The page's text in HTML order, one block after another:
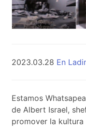
2023.03.28 En
Estamos
de Albert Israel,
promover la kultura